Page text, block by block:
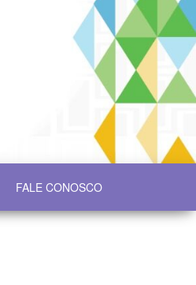
FALE CONOSCO